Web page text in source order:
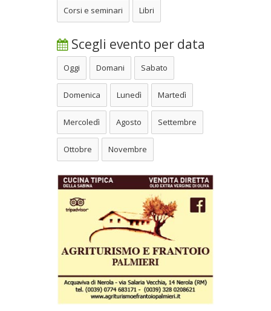
Corsi e seminari Libri
Scegli evento per data
Oggi Domani Sabato
Domenica Lunedì Martedì
Mercoledì Agosto Settembre
Ottobre Novembre